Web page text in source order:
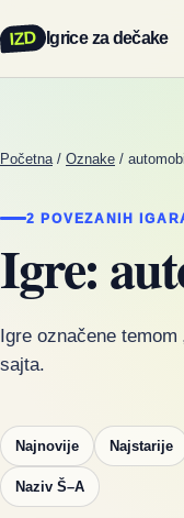
IZD Igrice za dečake
Početna / Oznake / automobil
2 POVEZANIH
Igre:
Igre označene temom
sajta.
Najnovije Najstarije
Naziv Š–A